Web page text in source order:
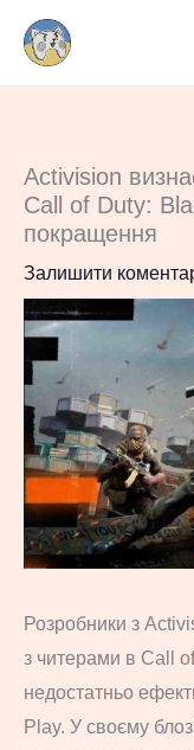
Перейти
вмісту
Activision
Call of Duty:
покращення
Залишити
Розробники з
з читерами в Call
недостатньо
Play. У своєму